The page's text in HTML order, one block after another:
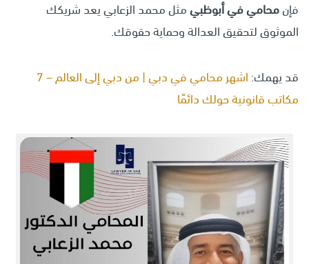
فإنمحامي في أبوظبيمثل محمد الزعابي يعد شريكك
الموثوق لتحقيق العدالة وحماية حقوقك.
قد يهمك:
اشهر محامي في دبي | من دبي إلى العالم – 7
مكاتب قانونية حولك دائمًا